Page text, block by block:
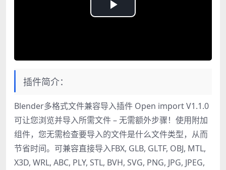
Play
插件简介：
Blender多格式文件兼容导入插件 Open import V1.1.0
可让您浏览并导入所需文件 – 无需额外步骤！使用附加
组件，您无需检查要导入的文件是什么文件类型，从而
节省时间。可兼容直接导入FBX, GLB, GLTF, OBJ, MTL,
X3D, WRL, ABC, PLY, STL, BVH, SVG, PNG, JPG, JPEG,